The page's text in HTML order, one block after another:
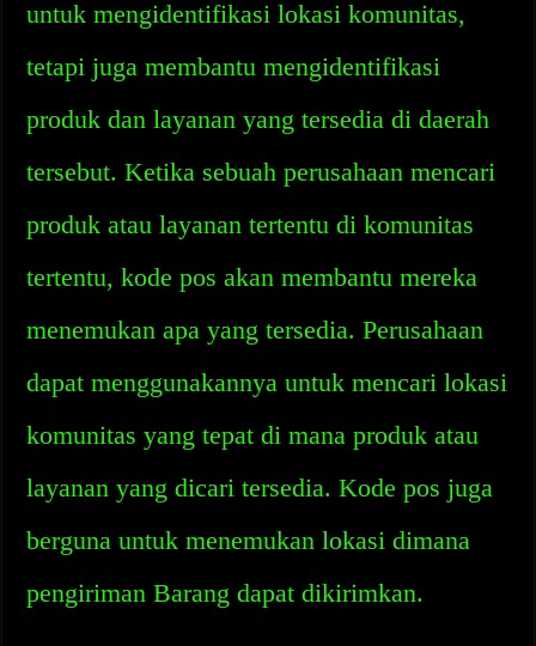
untuk mengidentifikasi lokasi komunitas,
tetapi juga membantu mengidentifikasi
produk dan layanan yang tersedia di daerah
tersebut. Ketika sebuah perusahaan mencari
produk atau layanan tertentu di komunitas
tertentu, kode pos akan membantu mereka
menemukan apa yang tersedia. Perusahaan
dapat menggunakannya untuk mencari lokasi
komunitas yang tepat di mana produk atau
layanan yang dicari tersedia. Kode pos juga
berguna untuk menemukan lokasi dimana
pengiriman Barang dapat dikirimkan.